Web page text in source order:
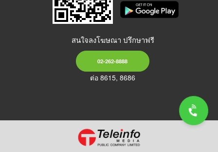
สนใจลงโฆษณา ปรึกษาฟรี
02-262-8888
ต่อ 8615, 8686